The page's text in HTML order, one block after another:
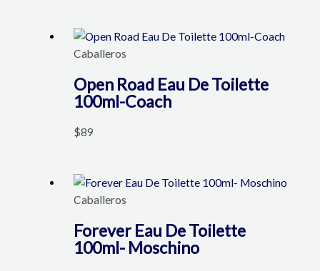
Caballeros
Open Road Eau De Toilette
100ml-Coach
$89
Caballeros
Forever Eau De Toilette
100ml- Moschino